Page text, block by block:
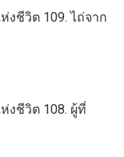
งชีวิต 109. ไถ่จาก
งชีวิต 108. ผู้ที่